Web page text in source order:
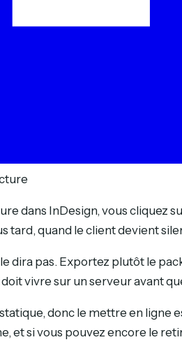
dans InDesign, vous cliquez
tard, quand le client devient
dira pas. Exportez plutôt le
vivre sur un serveur avant
donc le mettre en ligne
et si vous pouvez encore le